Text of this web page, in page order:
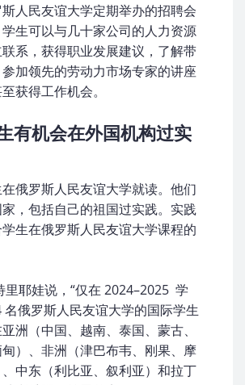
人民友谊大学定期举办的招聘会
生可以与几十家公司的人力资源
系，获得职业发展建议，了解带
加领先的劳动力市场专家的讲座
获得工作机会。
有机会在外国机构过实
俄罗斯人民友谊大学就读。他们
，包括自己的祖国过实践。实践
生在俄罗斯人民友谊大学课程的
里耶娃说，“仅在 2024–2025 学
名俄罗斯人民友谊大学的国际学生
洲（中国、越南、泰国、蒙古、
）、非洲（津巴布韦、刚果、摩
中东（利比亚、叙利亚）和拉丁